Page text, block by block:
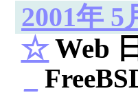
2001年 5
☆Web